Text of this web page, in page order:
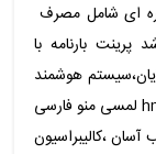
ای شامل مصرف
بارنامه با
هوشمند
هشداردهنده ، می باشد دارای نمایشگر صنعتی hmi لمسی منو فارسی
،کالیبراسیون